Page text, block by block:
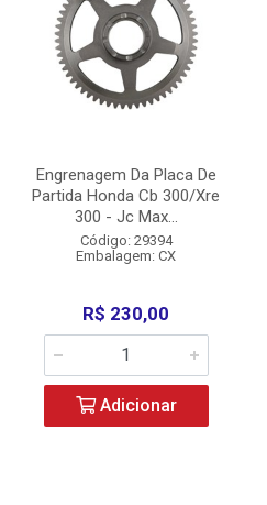
Engrenagem Da Placa De
Partida Honda Cb 300/Xre
300 - Jc Max...
Código: 29394
Embalagem: CX
R$ 230,00
Adicionar